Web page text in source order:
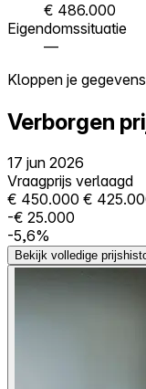
€ 486.000
Eigendomssituatie
—
Kloppen je
Verborgen
17 jun 2026
Vraagprijs verlaagd
€ 450.000 €
-€ 25.000
-5,6%
Bekijk volledige